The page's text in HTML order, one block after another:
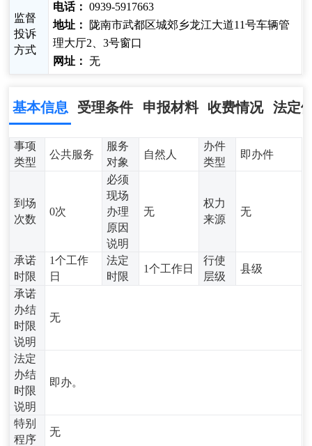
监督
投诉
方式
电话： 0939-5917663
地址：
陇南市武都区城郊乡龙江大道11号车辆管
理大厅2、3号窗口
网址： 无
基本信息 受理条件 申报材料 收费情况 法定
事项
类型
公共服务
服务
对象
自然人
办件
类型
即办件
到场
次数
0次
必须
现场
办理
原因
说明
无
权力
来源
无
承诺
时限
1个工作
日
法定
时限
1个工作日
行使
层级
县级
承诺
办结
时限
说明
无
法定
办结
时限
说明
即办。
特别
程序
无